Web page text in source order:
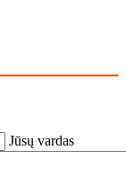
Jūsų vardas